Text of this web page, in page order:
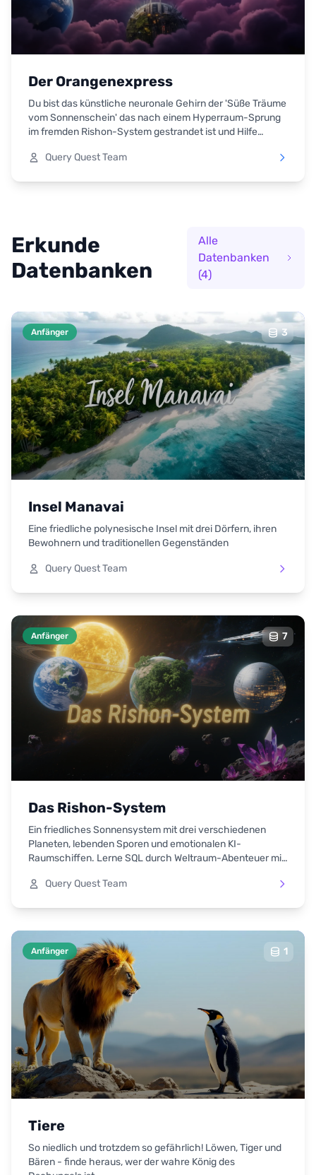
Der Orangenexpress
Du bist das künstliche neuronale Gehirn der 'Süße Träume
vom Sonnenschein' das nach einem Hyperraum-Sprung
im fremden Rishon-System gestrandet ist und Hilfe
Query Quest Team
Erkunde
Datenbanken
Alle
Datenbanken
(4)
Anfänger 3
Insel Manavai
Eine friedliche polynesische Insel mit drei Dörfern, ihren
Bewohnern und traditionellen Gegenständen
Query Quest Team
Anfänger 7
Das Rishon-System
Ein friedliches Sonnensystem mit drei verschiedenen
Planeten, lebenden Sporen und emotionalen KI-
Raumschiffen. Lerne SQL durch Weltraum-Abenteuer mit
Query Quest Team
Anfänger 1
Tiere
So niedlich und trotzdem so gefährlich! Löwen, Tiger und
Bären - finde heraus, wer der wahre König des